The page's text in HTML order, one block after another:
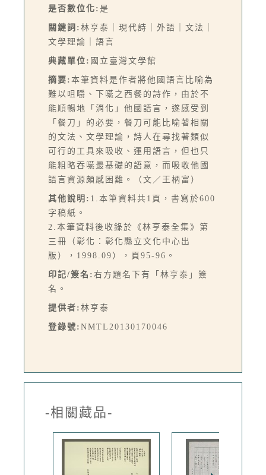
是否數位化: 是
關鍵詞: 林亨泰｜現代詩｜外語｜文法｜
文學理論｜語言
典藏單位: 國立臺灣文學館
摘要: 本筆資料是作者將他國語言比喻為
難以咀嚼、下嚥之西餐的詩作，由於不
能順暢地「消化」他國語言，遂感受到
「餐刀」的必要，餐刀可能比喻著相關
的文法、文學理論，詩人在尋找著類似
可行的工具來吸收、運用語言，但也只
能粗略吞嚥最基礎的語意，而吸收他國
語言資源頗感困難。（文／王柄富）
其他說明: 1.本筆資料共1頁，書寫於600
字稿紙。
2.本筆資料後收錄於《林亨泰全集》第
三冊（彰化：彰化縣立文化中心出
版），1998.09），頁95-96。
印記/簽名: 右方題名下有「林亨泰」簽
名。
提供者: 林亨泰
登錄號: NMTL20130170046
-相關藏品-